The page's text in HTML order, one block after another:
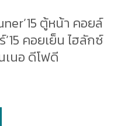
ตู้หน้า คอยล์
คอยเย็น ไฮลักซ์
เนอ ดีโฟดี